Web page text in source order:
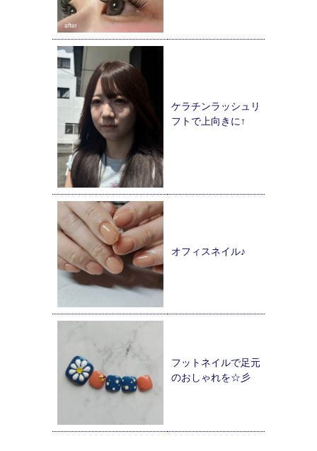
ケラチンラッシュリ
フトで上向きに↑
オフィスネイル♪
フットネイルで足元
のおしゃれを☆彡